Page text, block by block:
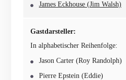
James Eckhouse (Jim Walsh)
Gastdarsteller:
In alphabetischer Reihenfolge:
Jason Carter (Roy Randolph)
Pierre Epstein (Eddie)